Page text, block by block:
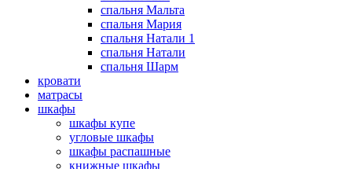
спальня Мальта
спальня Мария
спальня Натали 1
спальня Натали
спальня Шарм
кровати
матрасы
шкафы
шкафы купе
угловые шкафы
шкафы распашные
книжные шкафы